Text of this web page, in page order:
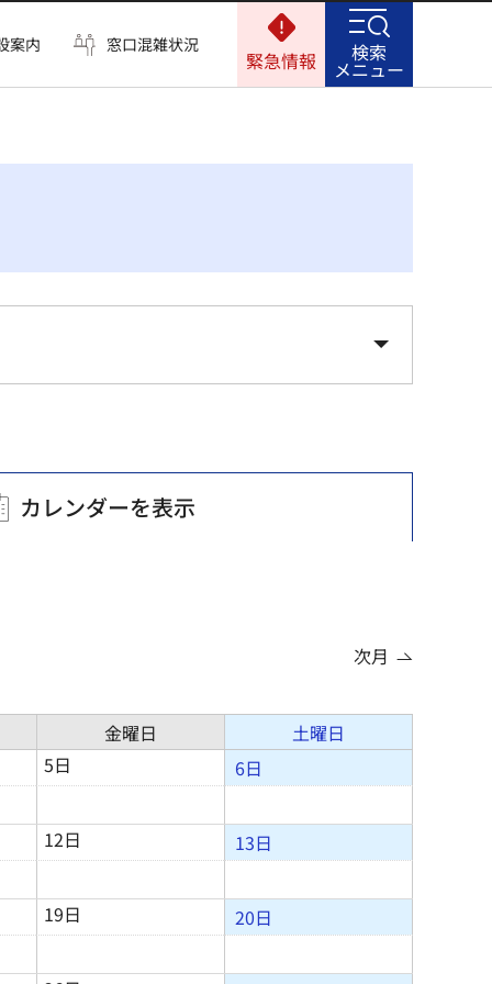
案内 窓口混雑状況
緊急情報 検索
メニュー
カレンダーを表示
次月
金曜日
土曜日
5日 6日
12日 13日
19日 20日